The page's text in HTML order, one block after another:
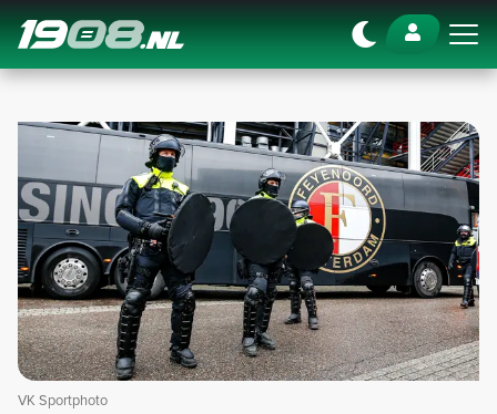
Navigation
VK Sportphoto